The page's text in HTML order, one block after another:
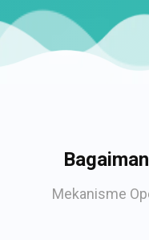
Mekanisme